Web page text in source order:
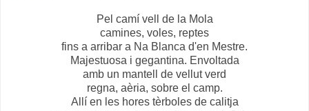
Pel camí vell de la Mola
camines, voles, reptes
fins a arribar a Na Blanca d'en Mestre.
Majestuosa i gegantina. Envoltada
amb un mantell de vellut verd
regna, aèria, sobre el camp.
Allí en les hores tèrboles de calitja